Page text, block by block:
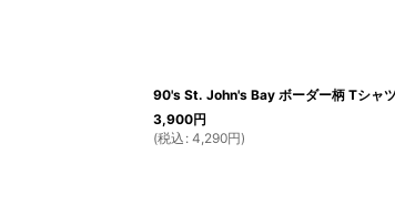
90's St. John's Bay ボーダー柄 Tシャツ
3,900円
(税込 : 4,290円)